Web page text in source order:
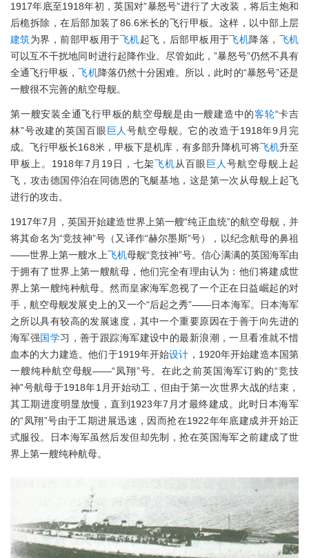
1917年底至1918年初，英国对”暴怒号”进行了大改装，将后主炮和
后桅拆除，在后部加装了86.6米长的飞行甲板。这样，以中部上层
建筑为界，前部甲板用于飞机起飞，后部甲板用于飞机降落， 飞机
可以互不干扰地同时进行起降作业。尽管如此，”暴怒号”仍然不具有
全通飞行甲板，飞机降落仍然十分困难。所以，此时的“暴怒号”还是
一艘很不完善的航空母舰。
第一艘安装全通飞行甲板的航空母舰是由一艘建造中的客轮“卡吉
林”号改建的英国百眼巨人号航空母舰。它的改造于1918年9月完
成。飞行甲板长168米，甲板下是机库，有多部升降机可将飞机升至
甲板上。1918年7月19日，七架飞机从百眼巨人 号航空母舰上起
飞，攻击德国停泊在同德恩的飞艇基地，这是第一次从母舰上起飞
进行的攻击。
1917年7月，英国开始建造世界上第一艘“纯正血统”的航空母舰，并
将其命名为“竞技神”号（又译作“赫尔墨斯”号），以纪念航母的鼻祖
——世界上第一艘水上飞机母舰“竞技神”号。信心满满的英国海军由
于拥有了世界上第一艘航母，他们完全有理由认为：他们将建成世
界上第一艘纯种航母。然而皇家海军忽视了一个正在日益崛起的对
手，航空母舰发展史上的又一个“后起之秀”——日本海军。日本海军
之所以具有较高的发展速度，其中一个重要原因在于善于向先进的
海军强国学习，善于跟踪海军建设中的最新浪潮，一旦看准就不惜
血本的大力建造。他们于1919年开始设计 ，1920年开始建造本国第
一艘纯种航空母舰——“凤翔”号。在此之前英国海军订购的“竞技
神”号航母于1918年1月开始动工，但由于第一次世界大战的结束，
其工期进度明显放慢，直到1923年7月才最终建成。此时日本海军
的“凤翔”号由于工期进展迅速，因而抢在1922年年底建成并开始正
式服役。日本海军虽然后发但却先制，抢在英国海军之前建成了世
界上第一艘纯种航母。